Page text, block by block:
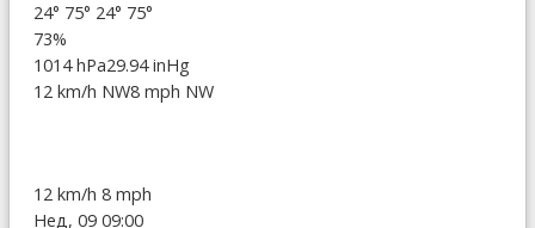
24° 75° 24° 75°
73%
1014 hPa29.94 inHg
12 km/h NW8 mph NW
12 km/h 8 mph
Нед, 09 09:00